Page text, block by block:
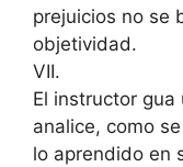
prejuicios no se
objetividad.
VII.
El instructor gua
analice, como
lo aprendido en